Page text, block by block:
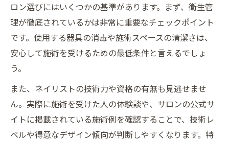
ロン選びにはいくつかの基準があります。まず、衛生管
理が徹底されているかは非常に重要なチェックポイント
です。使用する器具の消毒や施術スペースの清潔さは、
安心して施術を受けるための最低条件と言えるでしょ
う。
また、ネイリストの技術力や資格の有無も見逃せませ
ん。実際に施術を受けた人の体験談や、サロンの公式サ
イトに掲載されている施術例を確認することで、技術レ
ベルや得意なデザイン傾向が判断しやすくなります。特